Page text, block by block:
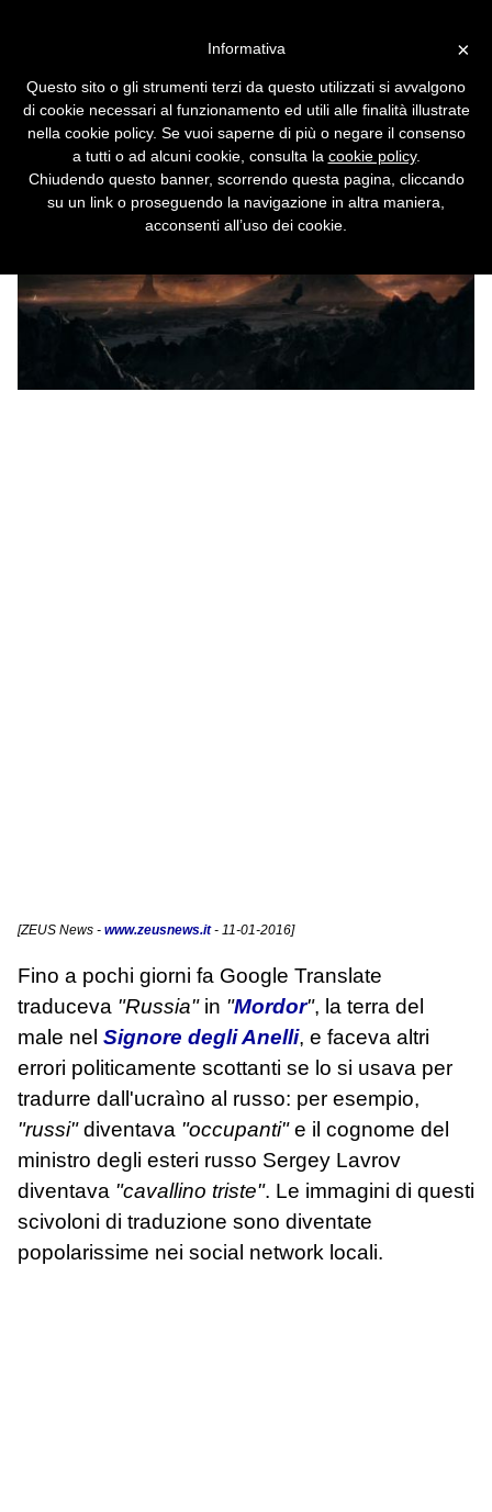
traduceva ''Russia'' con
''Mordor''?
Non si tratta di googlebombing.
[ZEUS News - www.zeusnews.it- 11-01-2016]
Fino a pochi giorni fa Google Translate
traduceva "Russia"in "Mordor", la terra del
male nel Signore degli Anelli, e faceva altri
errori politicamente scottanti se lo si usava per
tradurre dall'ucraìno al russo: per esempio,
"russi"diventava "occupanti"e il cognome del
ministro degli esteri russo Sergey Lavrov
diventava "cavallino triste". Le immagini di questi
scivoloni di traduzione sono diventate
popolarissime nei social network locali.
×
Informativa
Questo sito o gli strumenti terzi da questo utilizzati si avvalgono
di cookie necessari al funzionamento ed utili alle finalità illustrate
nella cookie policy. Se vuoi saperne di più o negare il consenso
a tutti o ad alcuni cookie, consulta la cookie policy.
Chiudendo questo banner, scorrendo questa pagina, cliccando
su un link o proseguendo la navigazione in altra maniera,
acconsenti all’uso dei cookie.